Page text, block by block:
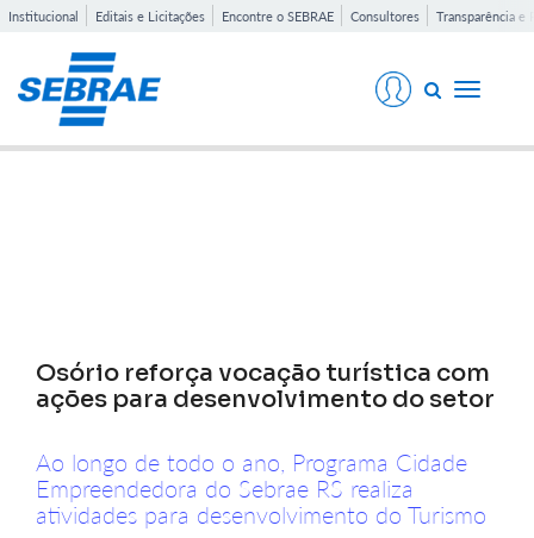
Institucional Editais e Licitações Encontre o SEBRAE Consultores Transparência e
Toggle
Osório reforça vocação turística com
ações para desenvolvimento do setor
Ao longo de todo o ano, Programa Cidade
Empreendedora do Sebrae RS realiza
atividades para desenvolvimento do Turismo